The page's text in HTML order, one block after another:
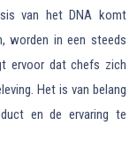
van het DNA komt
worden in een steeds
ervoor dat chefs zich
Het is van belang
en de ervaring te